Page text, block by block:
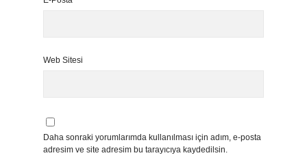
Web Sitesi
Daha sonraki yorumlarımda kullanılması için adım, e-posta
adresim ve site adresim bu tarayıcıya kaydedilsin.